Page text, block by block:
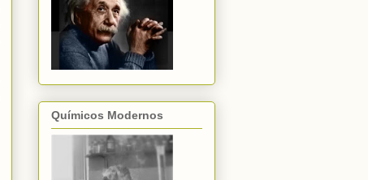
Químicos Modernos